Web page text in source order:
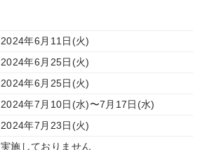
2024年6月11日(火)
2024年6月25日(火)
2024年6月25日(火)
2024年7月10日(水)〜7月17日(水)
2024年7月23日(火)
実施しておりません